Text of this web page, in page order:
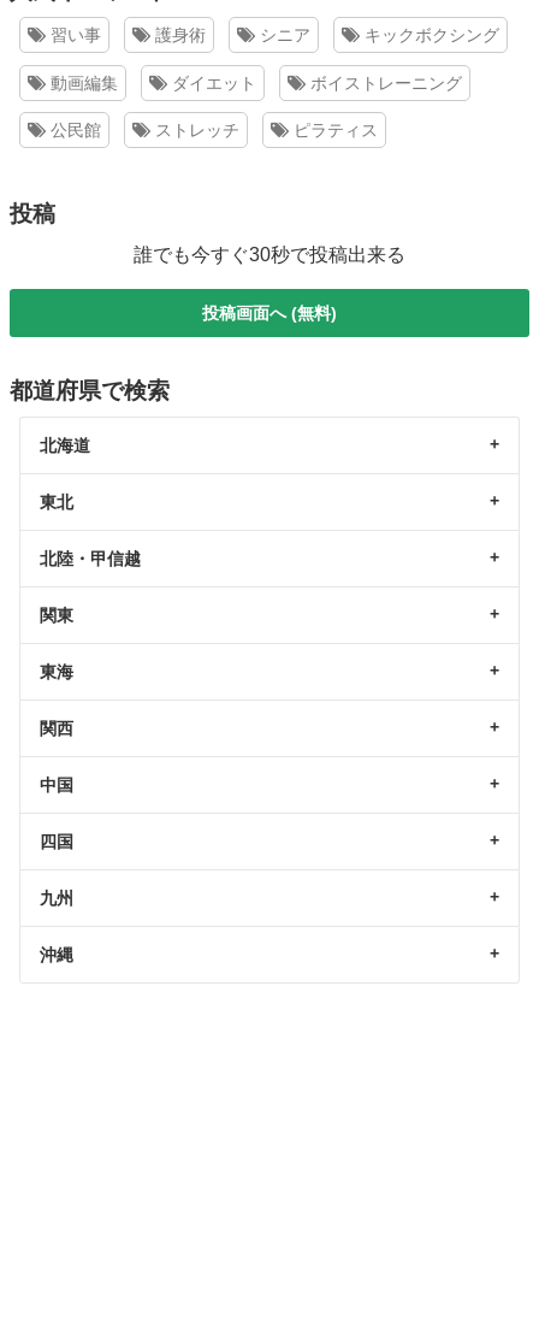
習い事 護身術 シニア キックボクシング
動画編集 ダイエット ボイストレーニング
公民館 ストレッチ ピラティス
投稿
誰でも今すぐ30秒で投稿出来る
投稿画面へ (無料)
都道府県で検索
北海道
東北
北陸・甲信越
関東
東海
関西
中国
四国
九州
沖縄